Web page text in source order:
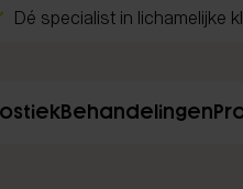
Dé specialist in lichamelijke
Behandelingen